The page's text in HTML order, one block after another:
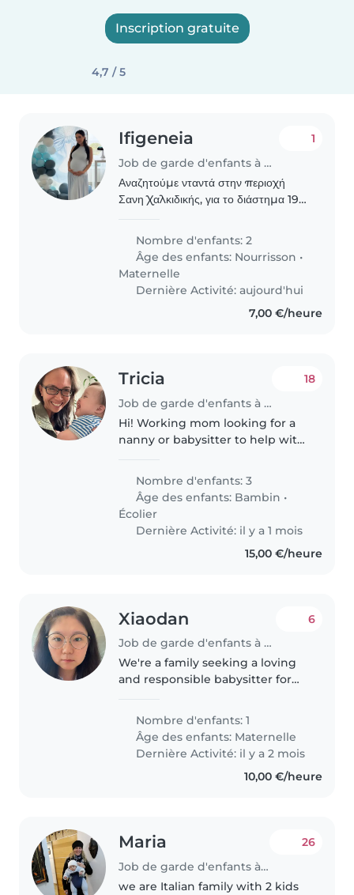
Inscription gratuite
4,7 / 5
Ifigeneia
Job de garde d'enfants à Bertrange
1
Αναζητούμε νταντά στην περιοχή
Σανη Χαλκιδικής, για το διάστημα 19-
τιμή είναι ενδεικτική. Πρωινό ωράριο!
Nombre d'enfants: 2
Âge des enfants: Nourrisson •
Maternelle
Dernière Activité: aujourd'hui
7,00 €/heure
Tricia
Job de garde d'enfants à Bertrange
18
Hi! Working mom looking for a
nanny or babysitter to help with
when I will be on a work trip. We
will in Bertrange,..
Nombre d'enfants: 3
Âge des enfants: Bambin •
Écolier
Dernière Activité: il y a 1 mois
15,00 €/heure
Xiaodan
Job de garde d'enfants à Bertrange
6
We're a family seeking a loving
and responsible babysitter for
child is funny, friendly, and full of
energy, so we're looking for
someone who can keep..
Nombre d'enfants: 1
Âge des enfants: Maternelle
Dernière Activité: il y a 2 mois
10,00 €/heure
Maria
Job de garde d'enfants à Bertrange
26
we are Italian family with 2 kids